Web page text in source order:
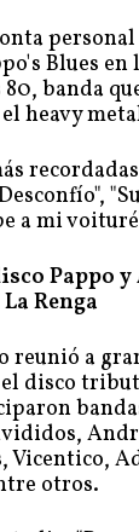
Blues en
banda
heavy
a mi
Pappo
Renga
reunió a
disco
Vicentico,
otros.